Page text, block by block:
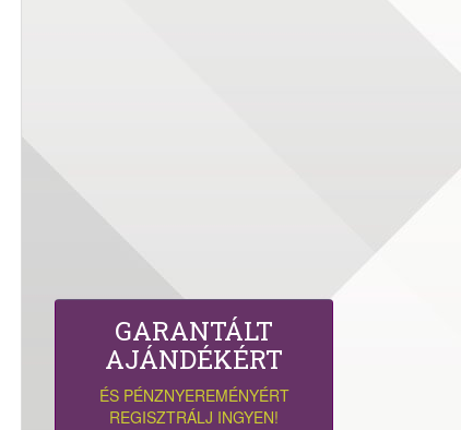
GARANTÁLT
AJÁNDÉKÉRT
ÉS PÉNZNYEREMÉNYÉRT
REGISZTRÁLJ INGYEN!